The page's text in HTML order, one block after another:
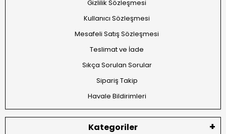
Gizlilik Sözleşmesi
Kullanıcı Sözleşmesi
Mesafeli Satış Sözleşmesi
Teslimat ve İade
Sıkça Sorulan Sorular
Sipariş Takip
Havale Bildirimleri
Kategoriler